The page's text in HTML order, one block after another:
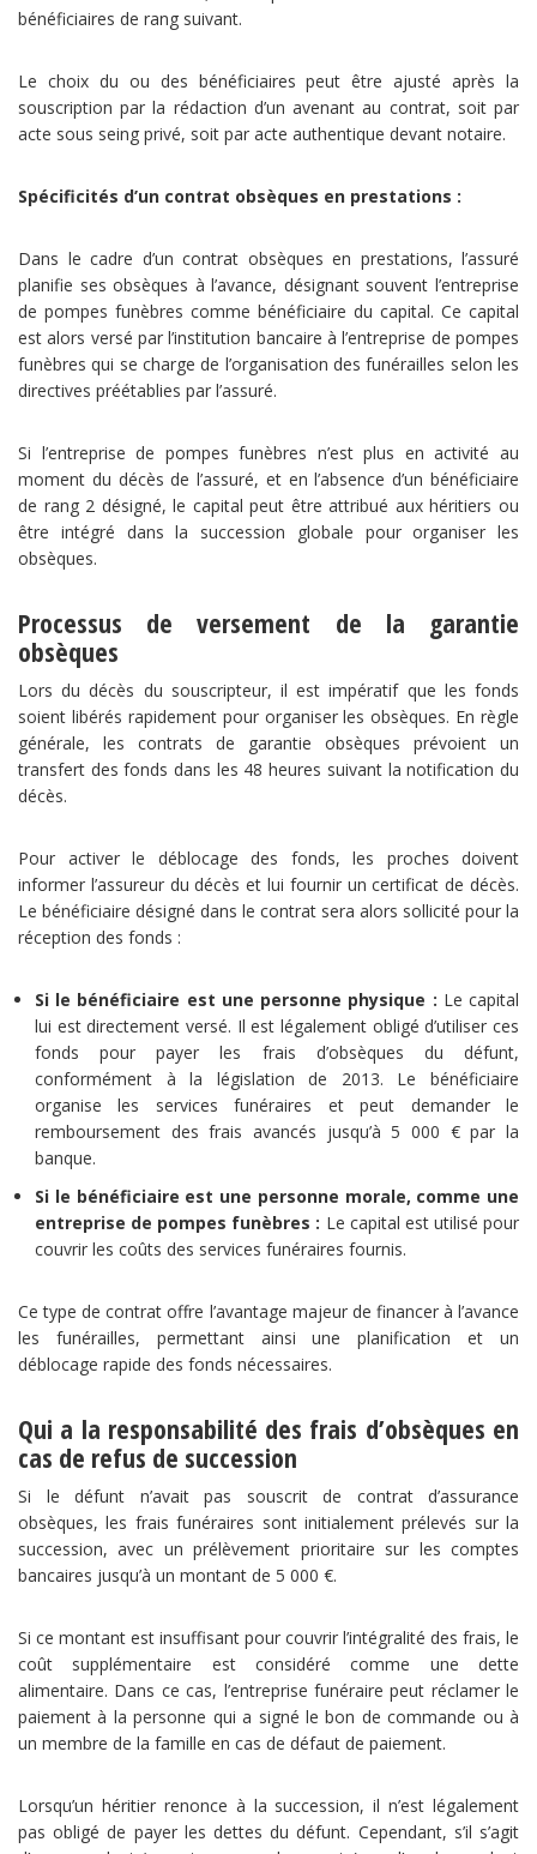
bénéficiaires de rang suivant.
Le choix du ou des bénéficiaires peut être ajusté après la
souscription par la rédaction d’un avenant au contrat, soit par
acte sous seing privé, soit par acte authentique devant notaire.
Spécificités d’un contrat obsèques en prestations :
Dans le cadre d’un contrat obsèques en prestations, l’assuré
planifie ses obsèques à l’avance, désignant souvent l’entreprise
de pompes funèbres comme bénéficiaire du capital. Ce capital
est alors versé par l’institution bancaire à l’entreprise de pompes
funèbres qui se charge de l’organisation des funérailles selon les
directives préétablies par l’assuré.
Si l’entreprise de pompes funèbres n’est plus en activité au
moment du décès de l’assuré, et en l’absence d’un bénéficiaire
de rang 2 désigné, le capital peut être attribué aux héritiers ou
être intégré dans la succession globale pour organiser les
obsèques.
Processus de versement de la garantie
obsèques
Lors du décès du souscripteur, il est impératif que les fonds
soient libérés rapidement pour organiser les obsèques. En règle
générale, les contrats de garantie obsèques prévoient un
transfert des fonds dans les 48 heures suivant la notification du
décès.
Pour activer le déblocage des fonds, les proches doivent
informer l’assureur du décès et lui fournir un certificat de décès.
Le bénéficiaire désigné dans le contrat sera alors sollicité pour la
réception des fonds :
Si le bénéficiaire est une personne physique : Le capital
lui est directement versé. Il est légalement obligé d’utiliser ces
fonds pour payer les frais d’obsèques du défunt,
conformément à la législation de 2013. Le bénéficiaire
organise les services funéraires et peut demander le
remboursement des frais avancés jusqu’à 5 000 € par la
banque.
Si le bénéficiaire est une personne morale, comme une
entreprise de pompes funèbres : Le capital est utilisé pour
couvrir les coûts des services funéraires fournis.
Ce type de contrat offre l’avantage majeur de financer à l’avance
les funérailles, permettant ainsi une planification et un
déblocage rapide des fonds nécessaires.
Qui a la responsabilité des frais d’obsèques en
cas de refus de succession
Si le défunt n’avait pas souscrit de contrat d’assurance
obsèques, les frais funéraires sont initialement prélevés sur la
succession, avec un prélèvement prioritaire sur les comptes
bancaires jusqu’à un montant de 5 000 €.
Si ce montant est insuffisant pour couvrir l’intégralité des frais, le
coût supplémentaire est considéré comme une dette
alimentaire. Dans ce cas, l’entreprise funéraire peut réclamer le
paiement à la personne qui a signé le bon de commande ou à
un membre de la famille en cas de défaut de paiement.
Lorsqu’un héritier renonce à la succession, il n’est légalement
pas obligé de payer les dettes du défunt. Cependant, s’il s’agit